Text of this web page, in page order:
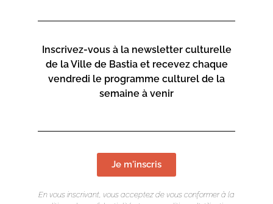
commune de favoriser les échanges économiques et de
désireuses de s’engager sur la voie du partage, du
développement et de la promotion des entreprises
artisanales.
Ainsi, cette nouvelle édition offrira aux festivaliers, la
Corsesmais également de s’immerger au cœurd’un
poteries, fontaines, lampes, arts de la table issus de
l’artisanat local mais également des pièces de stylistes
Inscrivez-vous à la newsletter culturelle
de la Ville de Bastia et recevez chaque
vendredi le programme culturel de la
semaine à venir
Je m'inscris
En vous inscrivant, vous acceptez de vous conformer à la